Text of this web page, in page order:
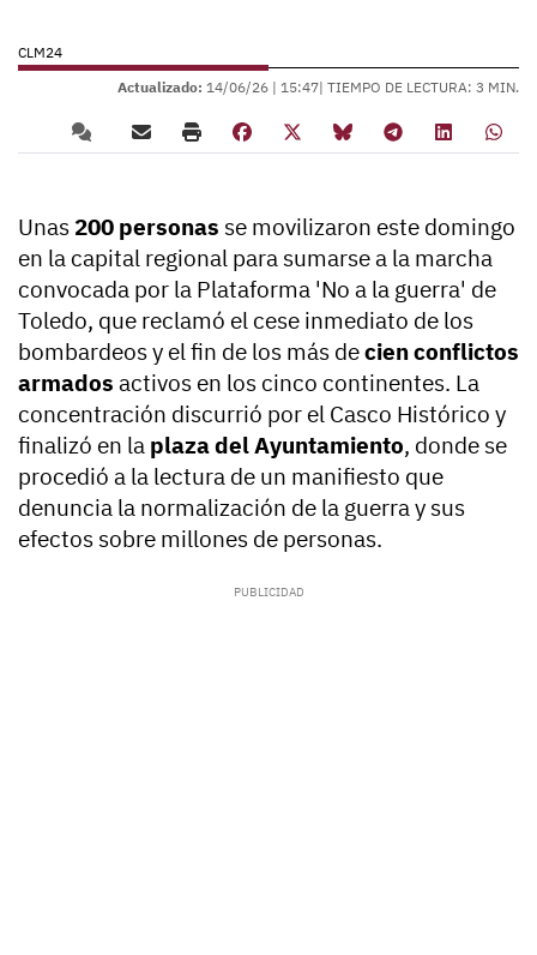
CLM24
Actualizado: 14/06/26 | 15:47| TIEMPO DE LECTURA: 3 MIN.
Unas 200 personas se movilizaron este domingo
en la capital regional para sumarse a la marcha
convocada por la Plataforma 'No a la guerra' de
Toledo, que reclamó el cese inmediato de los
bombardeos y el fin de los más decien conflictos
armados activos en los cinco continentes. La
concentración discurrió por el Casco Histórico y
finalizó en la plaza del Ayuntamiento, donde se
procedió a la lectura de un manifiesto que
denuncia la normalización de la guerra y sus
efectos sobre millones de personas.